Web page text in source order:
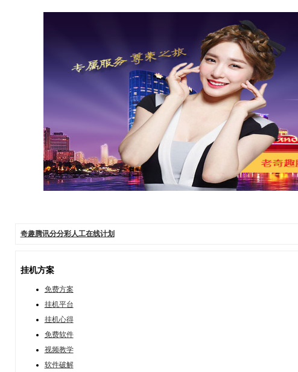
奇趣腾讯分分彩人工在线计划
挂机方案
免费方案
挂机平台
挂机心得
免费软件
视频教学
软件破解